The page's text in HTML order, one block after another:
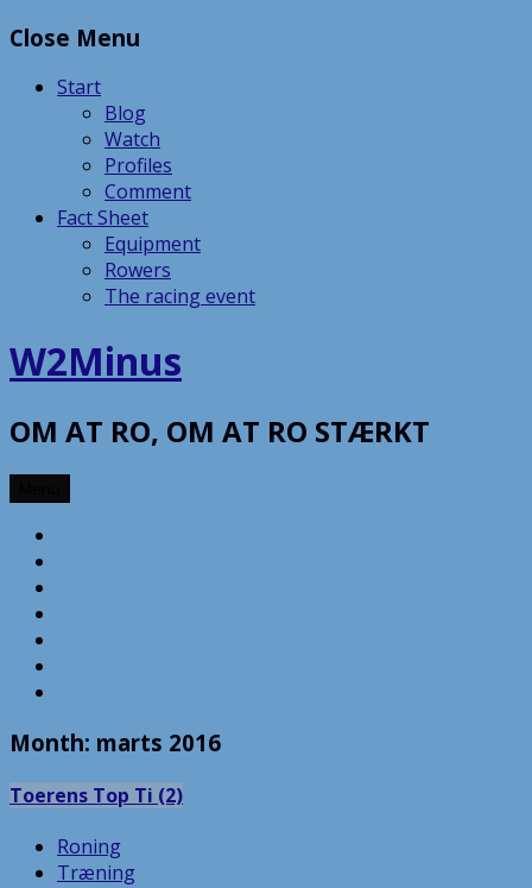
Skip
content
Close Menu
Start
Blog
Watch
Profiles
Comment
Fact Sheet
Equipment
Rowers
The racing event
W2Minus
OM AT RO, OM AT RO STÆRKT
Month: marts 2016
Toerens Top Ti (2)
Roning
Træning